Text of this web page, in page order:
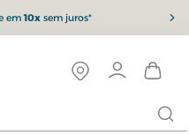
em10xsem juros*